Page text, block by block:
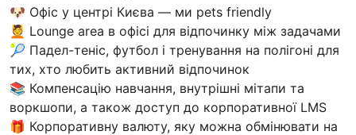
🐶 Офіс у центрі Києва — ми pets friendly
💆 Lounge area в офісі для відпочинку між задачами
🎾 Падел-теніс, футбол і тренування на полігоні для
тих, хто любить активний відпочинок
📚 Компенсацію навчання, внутрішні мітапи та
воркшопи, а також доступ до корпоративної LMS
🎁 Корпоративну валюту, яку можна обмінювати на